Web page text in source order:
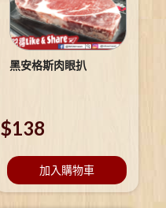
黑安格斯肉眼扒
$138
加入購物車